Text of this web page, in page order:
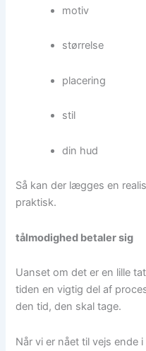
motiv
størrelse
placering
stil
din hud
Så kan der lægges en
praktisk.
tålmodighed betaler sig
Uanset om det er en lille
tiden en vigtig del af
den tid, den skal tage.
Når vi er nået til vejs ende i